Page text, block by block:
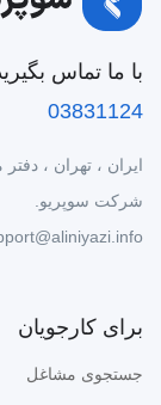
با ما تماس بگیرید
03831124
ایران ، تهران ، دفتر
شرکت سوپریو.
برای کارجویان
جستجوی مشاغل